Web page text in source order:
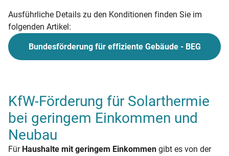
Ausführliche Details zu den Konditionen finden Sie im
folgenden Artikel:
Bundesförderung für effiziente Gebäude - BEG
KfW-Förderung für Solarthermie
bei geringem Einkommen und
Neubau
FürHaushalte mit geringem Einkommen gibt es von der